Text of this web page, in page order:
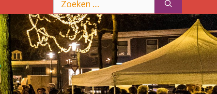
naar: